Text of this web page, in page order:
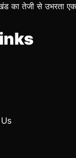
का तेजी से उभरता एक